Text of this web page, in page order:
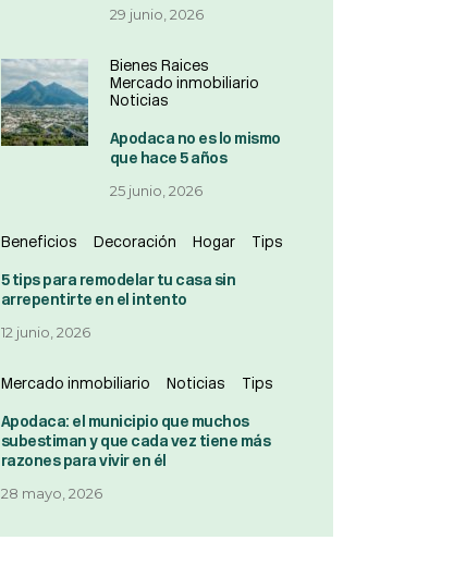
29 junio, 2026
Bienes Raices
Mercado inmobiliario
Noticias
Apodaca no es lo mismo
que hace 5 años
25 junio, 2026
Beneficios Decoración Hogar Tips
5 tips para remodelar tu casa sin
arrepentirte en el intento
12 junio, 2026
Mercado inmobiliario Noticias Tips
Apodaca: el municipio que muchos
subestiman y que cada vez tiene más
razones para vivir en él
28 mayo, 2026